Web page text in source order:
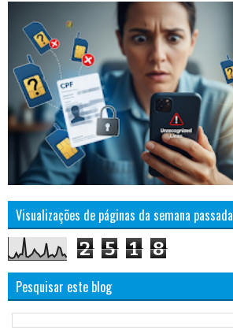
Visualizações de páginas da semana passada
2 5 1 8
Pesquisar este blog